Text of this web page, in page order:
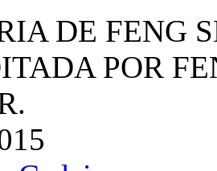
DE FENG
POR